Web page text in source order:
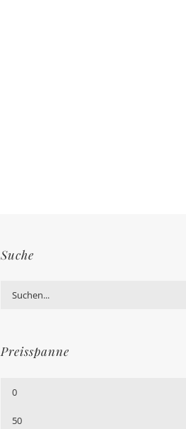
Suche
Preisspanne
Min.
Max.